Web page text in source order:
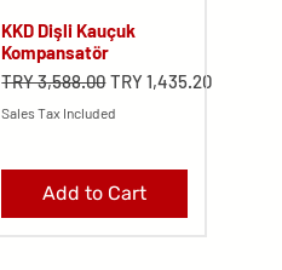
KKD Dişli Kauçuk
Kompansatör
Regular Price
TRY 3,588.00 Sale Price
TRY 1,435.20
Sales Tax Included
Add to Cart